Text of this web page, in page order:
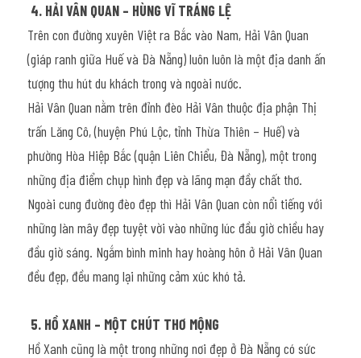
4. HẢI VÂN QUAN – HÙNG VĨ TRÁNG LỆ
Trên con đường xuyên Việt ra Bắc vào Nam, Hải Vân Quan
(giáp ranh giữa Huế và Đà Nẵng) luôn luôn là một địa danh ấn
tượng thu hút du khách trong và ngoài nước.
Hải Vân Quan nằm trên đỉnh đèo Hải Vân thuộc địa phận Thị
trấn Lăng Cô, (huyện Phú Lộc, tỉnh Thừa Thiên – Huế) và
phường Hòa Hiệp Bắc (quận Liên Chiểu, Đà Nẵng), một trong
những địa điểm chụp hình đẹp và lãng mạn đầy chất thơ.
Ngoài cung đường đèo đẹp thì Hải Vân Quan còn nổi tiếng với
những làn mây đẹp tuyệt vời vào những lúc đầu giờ chiều hay
đầu giờ sáng. Ngắm bình minh hay hoàng hôn ở Hải Vân Quan
đều đẹp, đều mang lại những cảm xúc khó tả.
5. HỒ XANH – MỘT CHÚT THƠ MỘNG
Hồ Xanh cũng là một trong những nơi đẹp ở Đà Nẵng có sức